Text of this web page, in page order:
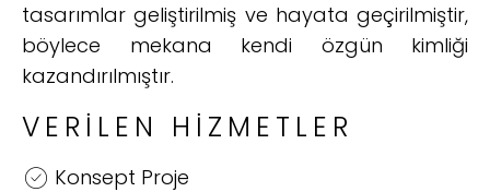
tasarımlar geliştirilmiş ve hayata geçirilmiştir,
böylece mekana kendi özgün kimliği
kazandırılmıştır.
VERILEN HIZMETLER
Konsept Proje